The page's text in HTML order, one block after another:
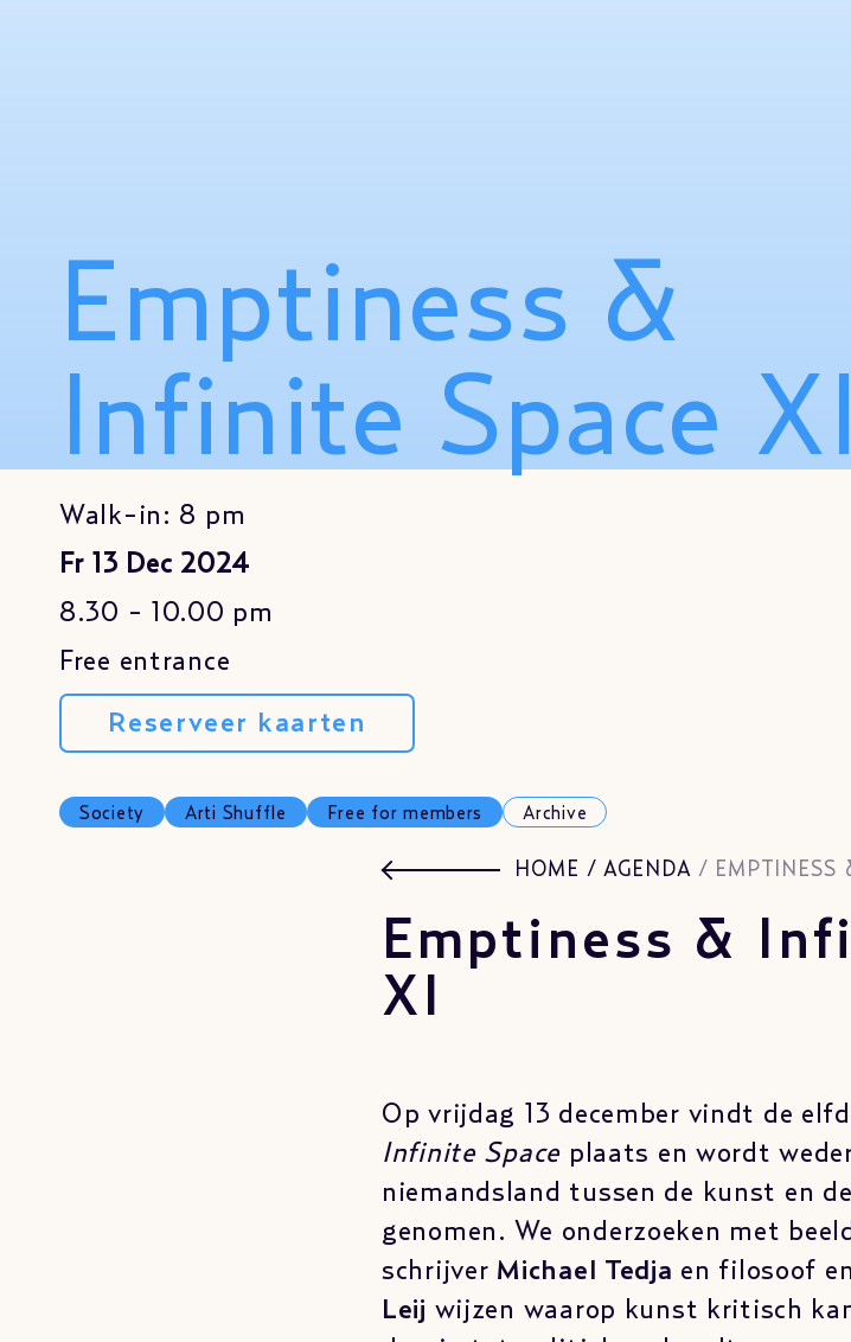
Emptiness &
Infinite Space XI
Walk-in: 8 pm
Fr 13 Dec 2024
8.30 - 10.00 pm
Free entrance
Reserveer kaarten
Society Arti Shuffle Free for members Archive
HOME / AGENDA / EMPTINESS
Emptiness &
XI
Op vrijdag 13 december vindt de
Infinite Space plaats en wordt
niemandsland tussen de kunst en
genomen. We onderzoeken met
schrijver Michael Tedja en filosoof
Leij wijzen waarop kunst kritisch